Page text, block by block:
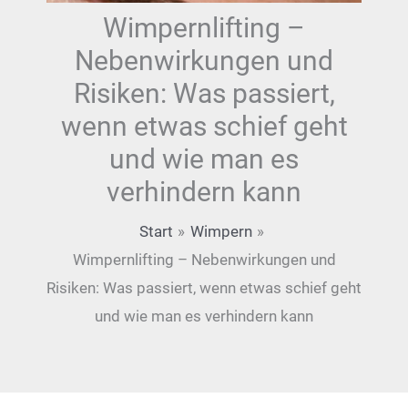
Wimpernlifting –
Nebenwirkungen und
Risiken: Was passiert,
wenn etwas schief geht
und wie man es
verhindern kann
Start
Wimpern
Wimpernlifting – Nebenwirkungen und
Risiken: Was passiert, wenn etwas schief geht
und wie man es verhindern kann